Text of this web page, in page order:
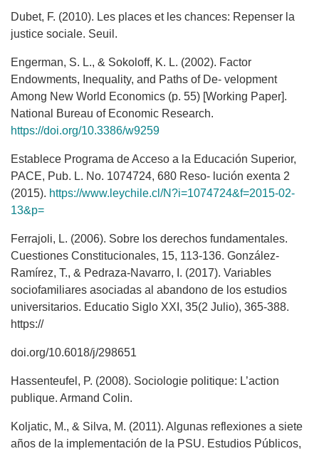
Dubet, F. (2010). Les places et les chances: Repenser la
justice sociale. Seuil.
Engerman, S. L., & Sokoloff, K. L. (2002). Factor
Endowments, Inequality, and Paths of De- velopment
Among New World Economics (p. 55) [Working Paper].
National Bureau of Economic Research.
https://doi.org/10.3386/w9259
Establece Programa de Acceso a la Educación Superior,
PACE, Pub. L. No. 1074724, 680 Reso- lución exenta 2
(2015). https://www.leychile.cl/N?i=1074724&f=2015-02-
13&p=
Ferrajoli, L. (2006). Sobre los derechos fundamentales.
Cuestiones Constitucionales, 15, 113-136. González-
Ramírez, T., & Pedraza-Navarro, I. (2017). Variables
sociofamiliares asociadas al abandono de los estudios
universitarios. Educatio Siglo XXI, 35(2 Julio), 365-388.
https://
doi.org/10.6018/j/298651
Hassenteufel, P. (2008). Sociologie politique: L’action
publique. Armand Colin.
Koljatic, M., & Silva, M. (2011). Algunas reflexiones a siete
años de la implementación de la PSU. Estudios Públicos,